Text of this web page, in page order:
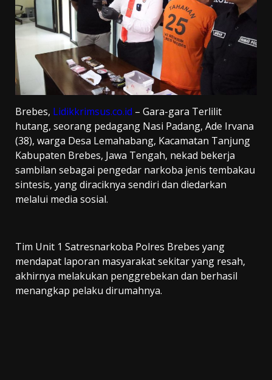
Brebes, Lidikkrimsus.co.id – Gara-gara Terlilit
hutang, seorang pedagang Nasi Padang, Ade Irvana
(38), warga Desa Lemahabang, Kacamatan Tanjung
Kabupaten Brebes, Jawa Tengah, nekad bekerja
sambilan sebagai pengedar narkoba jenis tembakau
sintesis, yang diraciknya sendiri dan diedarkan
melalui media sosial.
Tim Unit 1 Satresnarkoba Polres Brebes yang
mendapat laporan masyarakat sekitar yang resah,
akhirnya melakukan penggrebekan dan berhasil
menangkap pelaku dirumahnya.